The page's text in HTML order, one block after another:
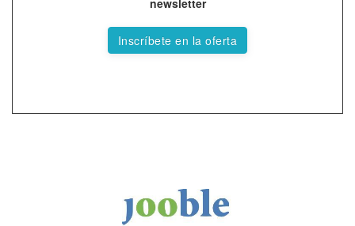
newsletter
Inscríbete en la oferta